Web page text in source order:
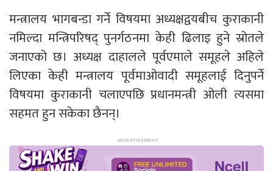
मन्त्रालय भागबन्डा गर्ने विषयमा अध्यक्षद्वयबीच कुराकानी
नमिल्दा मन्त्रिपरिषद् पुनर्गठनमा केही ढिलाइ हुने स्रोतले
जनाएको छ। अध्यक्ष दाहालले पूर्वएमाले समूहले अहिले
लिएका केही मन्त्रालय पूर्वमाओवादी समूहलाई दिनुपर्ने
विषयमा कुराकानी चलाएपछि प्रधानमन्त्री ओली त्यसमा
सहमत हुन सकेका छैनन्।